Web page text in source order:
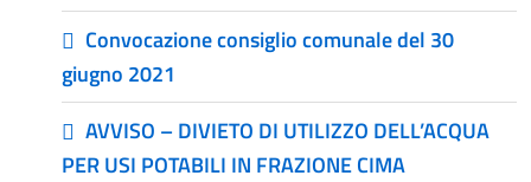
Convocazione consiglio comunale del 30
giugno 2021
AVVISO – DIVIETO DI UTILIZZO DELL’ACQUA
PER USI POTABILI IN FRAZIONE CIMA